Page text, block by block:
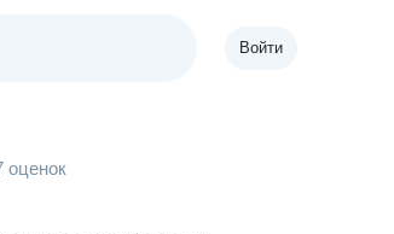
Войти
оценок